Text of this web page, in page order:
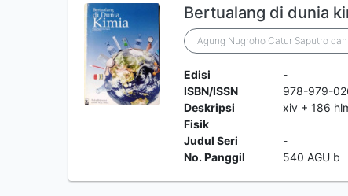
Bertualang di dunia
Agung Nugroho Catur Saputro
Edisi
-
ISBN/ISSN
978-979-
Deskripsi
Fisik
xiv + 186
Judul Seri
-
No. Panggil
540 AGU b